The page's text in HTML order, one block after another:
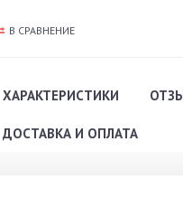
В СРАВНЕНИЕ
ХАРАКТЕРИСТИКИ
ДОСТАВКА И ОПЛАТА